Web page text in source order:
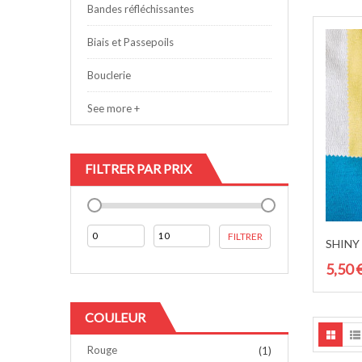
Bandes réfléchissantes
Biais et Passepoils
Bouclerie
See more +
FILTRER PAR PRIX
FILTRER
COULEUR
Rouge (1)
5,50
a
plusieurs